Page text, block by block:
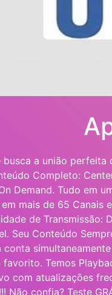
busca a união perfeita
Completo:
Demand. Tudo em
mais de 65 Canais
de Transmissão:
Seu Conteúdo
conta
favorito. Temos
com atualizações
Não confia? Teste